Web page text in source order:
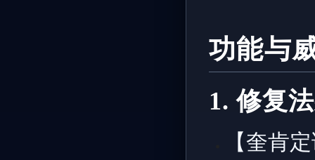
功能与
1. 修复
【奎肯